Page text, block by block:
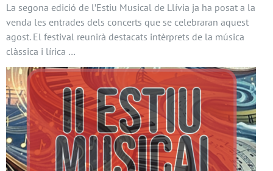
La segona edició de l’Estiu Musical de Llívia ja ha posat a la
venda les entrades dels concerts que se celebraran aquest
agost. El festival reunirà destacats intèrprets de la música
clàssica i lírica …